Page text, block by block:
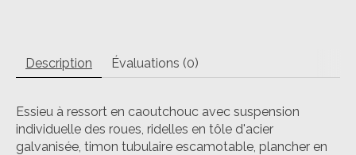
Description Évaluations (0)
Essieu à ressort en caoutchouc avec suspension
individuelle des roues, ridelles en tôle d'acier
galvanisée, timon tubulaire escamotable, plancher en